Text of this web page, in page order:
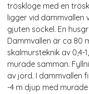
tröskloge med en
ligger vid dammvallen
gjuten sockel. En
Dammvallen är ca 80
skalmursteknik av 0,4-
murade samman.
av jord. I dammvallen
-4 m djup med